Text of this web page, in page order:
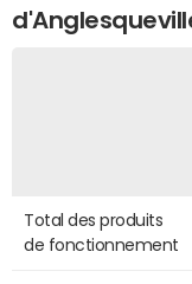
Total des produits
de fonctionnement